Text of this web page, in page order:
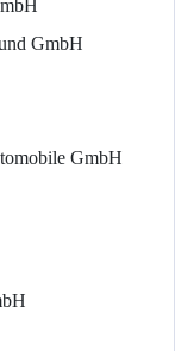
GmbH
GmbH